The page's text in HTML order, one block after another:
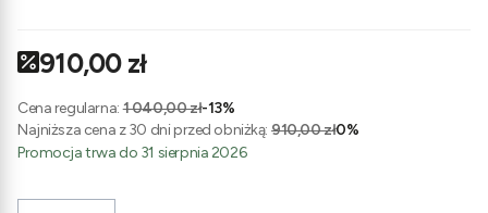
910,00 zł
Cena regularna: 1 040,00 zł-13%
Najniższa cena z 30 dni przed obniżką: 910,00 zł0%
Promocja trwa do 31 sierpnia 2026